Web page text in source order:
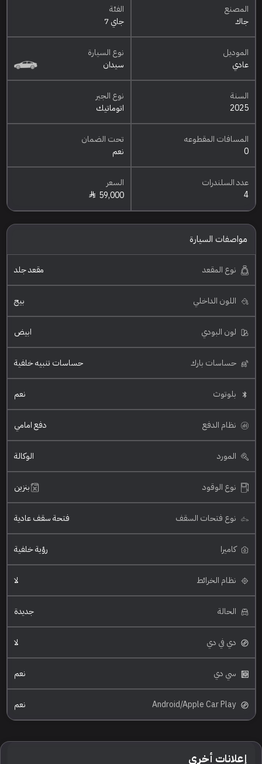
المصنع
جاك
الفئة
جاي 7
الموديل
عادي
نوع السيارة
سيدان
السنة
2025
نوع الجير
اتوماتيك
المسافات المقطوعه
0
تحت الضمان
نعم
عدد السلندرات
4
السعر
59,000
مواصفات السيارة
نوع المقعد مقعد جلد
اللون الداخلي بيج
لون البودي ابيض
حساسات بارك حساسات تنبيه خلفية
بلوتوث نعم
نظام الدفع دفع امامي
المورد الوكالة
نوع الوقود بنزين
نوع فتحات السقف فتحة سقف عادية
كاميرا رؤية خلفية
نظام الخرائط لا
الحالة جديدة
دي في دي لا
سي دي نعم
Android/Apple Car Play نعم
إعلانات أخرى